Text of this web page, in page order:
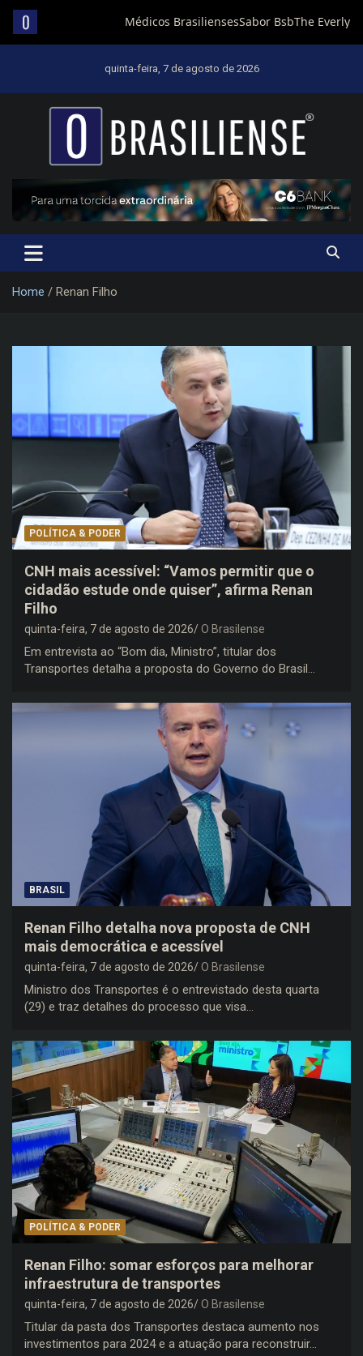
quinta-feira, 7 de agosto de 2026
Um diário de notícias que trabalha por Brasília
Home Renan Filho
POLÍTICA & PODER
CNH mais acessível: “Vamos permitir que o
cidadão estude onde quiser”, afirma Renan
Filho
quinta-feira, 7 de agosto de 2026 O Brasilense
Em entrevista ao “Bom dia, Ministro”, titular dos
Transportes detalha a proposta do Governo do Brasil…
BRASIL
Renan Filho detalha nova proposta de CNH
mais democrática e acessível
quinta-feira, 7 de agosto de 2026 O Brasilense
Ministro dos Transportes é o entrevistado desta quarta
(29) e traz detalhes do processo que visa…
POLÍTICA & PODER
Renan Filho: somar esforços para melhorar
infraestrutura de transportes
quinta-feira, 7 de agosto de 2026 O Brasilense
Titular da pasta dos Transportes destaca aumento nos
investimentos para 2024 e a atuação para reconstruir…